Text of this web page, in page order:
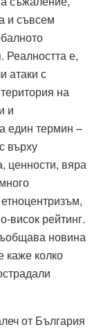
и съвсем
е,
атаки с
на
и
един термин –
върху
ценности, вяра
висок рейтинг.
новина
каже колко
от България